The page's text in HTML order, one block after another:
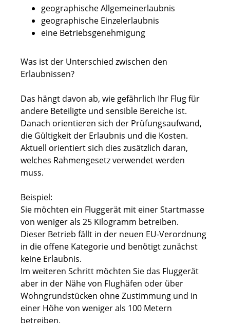
geographische Allgemeinerlaubnis
geographische Einzelerlaubnis
eine Betriebsgenehmigung
Was ist der Unterschied zwischen den
Erlaubnissen?
Das hängt davon ab, wie gefährlich Ihr Flug für
andere Beteiligte und sensible Bereiche ist.
Danach orientieren sich der Prüfungsaufwand,
die Gültigkeit der Erlaubnis und die Kosten.
Aktuell orientiert sich dies zusätzlich daran,
welches Rahmengesetz verwendet werden
muss.
Beispiel:
Sie möchten ein Fluggerät mit einer Startmasse
von weniger als 25 Kilogramm betreiben.
Dieser Betrieb fällt in der neuen EU-Verordnung
in die offene Kategorie und benötigt zunächst
keine Erlaubnis.
Im weiteren Schritt möchten Sie das Fluggerät
aber in der Nähe von Flughäfen oder über
Wohngrundstücken ohne Zustimmung und in
einer Höhe von weniger als 100 Metern
betreiben.